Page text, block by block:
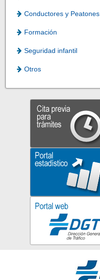
Conductores y Peatones
Formación
Seguridad infantil
Otros